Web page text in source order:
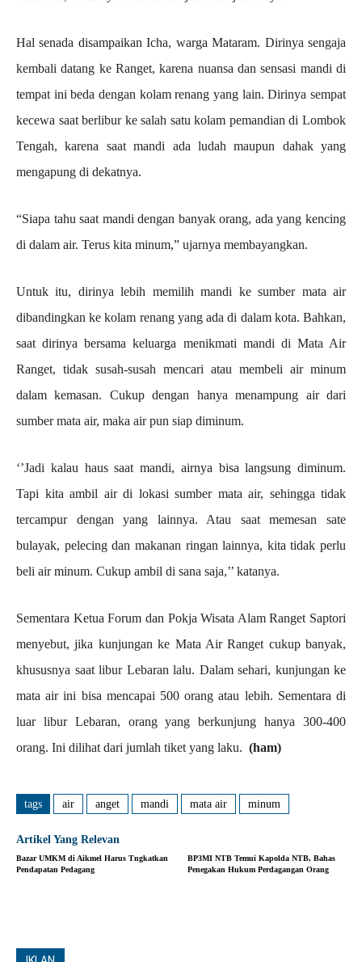
Hal senada disampaikan Icha, warga Mataram. Dirinya sengaja
kembali datang ke Ranget, karena nuansa dan sensasi mandi di
tempat ini beda dengan kolam renang yang lain. Dirinya sempat
kecewa saat berlibur ke salah satu kolam pemandian di Lombok
Tengah, karena saat mandi ada ludah maupun dahak yang
mengapung di dekatnya.
“Siapa tahu saat mandi dengan banyak orang, ada yang kencing
di dalam air. Terus kita minum,” ujarnya membayangkan.
Untuk itu, dirinya lebih memilih mandi ke sumber mata air
dibandingkan ke kolam renang yang ada di dalam kota. Bahkan,
saat dirinya bersama keluarga menikmati mandi di Mata Air
Ranget, tidak susah-susah mencari atau membeli air minum
dalam kemasan. Cukup dengan hanya menampung air dari
sumber mata air, maka air pun siap diminum.
‘’Jadi kalau haus saat mandi, airnya bisa langsung diminum.
Tapi kita ambil air di lokasi sumber mata air, sehingga tidak
tercampur dengan yang lainnya. Atau saat memesan sate
bulayak, pelecing dan makanan ringan lainnya, kita tidak perlu
beli air minum. Cukup ambil di sana saja,’’ katanya.
Sementara Ketua Forum dan Pokja Wisata Alam Ranget Saptori
menyebut, jika kunjungan ke Mata Air Ranget cukup banyak,
khususnya saat libur Lebaran lalu. Dalam sehari, kunjungan ke
mata air ini bisa mencapai 500 orang atau lebih. Sementara di
luar libur Lebaran, orang yang berkunjung hanya 300-400
orang. Ini dilihat dari jumlah tiket yang laku. (ham)
tags air anget mandi mata air minum
Artikel Yang Relevan
Bazar UMKM di Aikmel Harus Tngkatkan
Pendapatan Pedagang
BP3MI NTB Temui Kapolda NTB, Bahas
Penegakan Hukum Perdagangan Orang